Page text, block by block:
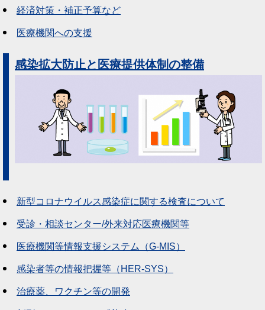
経済対策・補正予算など
医療機関への支援
感染拡大防止と医療提供体制の整備
新型コロナウイルス感染症に関する検査について
受診・相談センター/外来対応医療機関等
医療機関等情報支援システム（G-MIS）
感染者等の情報把握等（HER-SYS）
治療薬、ワクチン等の開発